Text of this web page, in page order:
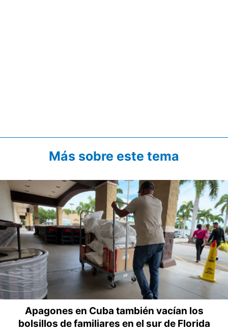
Más sobre este tema
Apagones en Cuba también vacían los
bolsillos de familiares en el sur de Florida